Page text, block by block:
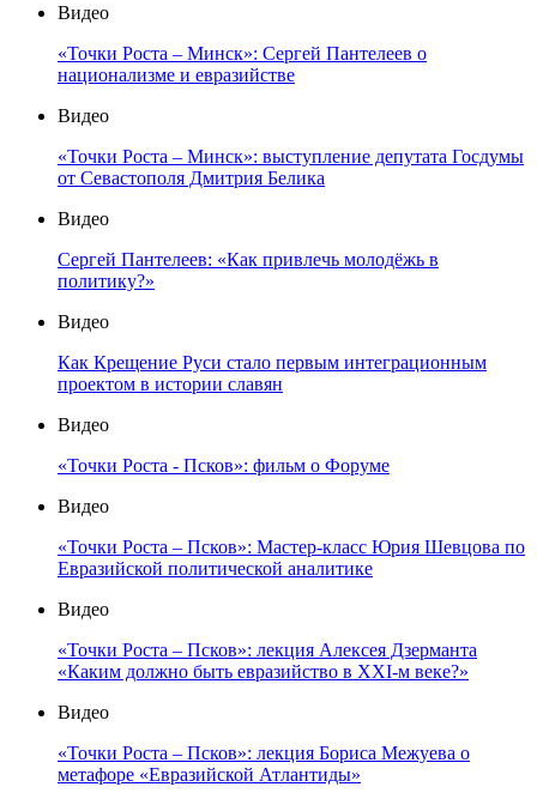
Видео
«Точки Роста – Минск»: Сергей Пантелеев о
национализме и евразийстве
Видео
«Точки Роста – Минск»: выступление депутата Госдумы
от Севастополя Дмитрия Белика
Видео
Сергей Пантелеев: «Как привлечь молодёжь в
политику?»
Видео
Как Крещение Руси стало первым интеграционным
проектом в истории славян
Видео
«Точки Роста - Псков»: фильм о Форуме
Видео
«Точки Роста – Псков»: Мастер-класс Юрия Шевцова по
Евразийской политической аналитике
Видео
«Точки Роста – Псков»: лекция Алексея Дзерманта
«Каким должно быть евразийство в XXI-м веке?»
Видео
«Точки Роста – Псков»: лекция Бориса Межуева о
метафоре «Евразийской Атлантиды»